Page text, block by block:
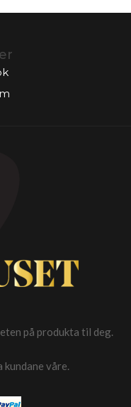
på produkta til deg.
våre.